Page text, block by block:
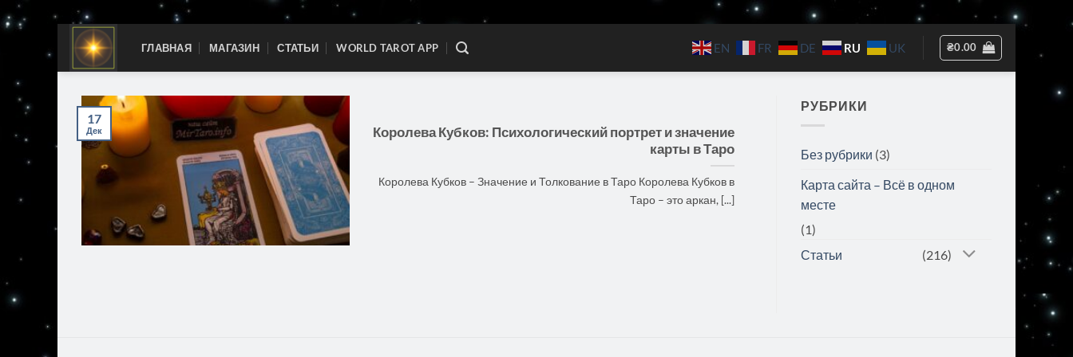
Skip
content
ГЛАВНАЯ МАГАЗИН СТАТЬИ WORLD TAROT APP EN FR DE RU UK ₴0.00
Королева Кубков: Психологический портрет и значение
карты в Таро
Королева Кубков – Значение и Толкование в Таро Королева Кубков в
Таро – это аркан, [...]
17
Дек
РУБРИКИ
Без рубрики (3)
Карта сайта – Всё в одном
месте
(1)
Статьи
(216)